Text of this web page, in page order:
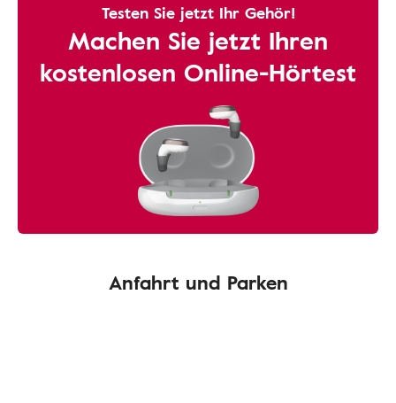
Testen Sie jetzt Ihr Gehör!
Machen Sie jetzt Ihren
kostenlosen Online-Hörtest
Anfahrt und Parken